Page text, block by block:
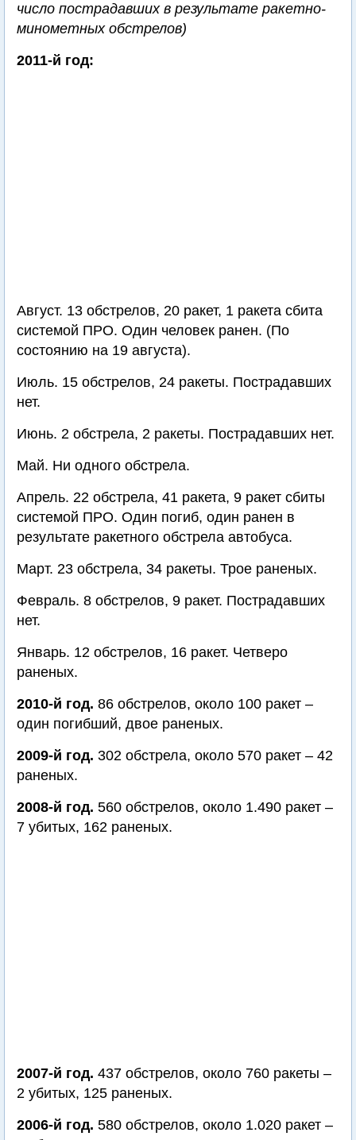
число пострадавших в результате ракетно-
минометных обстрелов)
2011-й год:
Август. 13 обстрелов, 20 ракет, 1 ракета сбита
системой ПРО. Один человек ранен. (По
состоянию на 19 августа).
Июль. 15 обстрелов, 24 ракеты. Пострадавших
нет.
Июнь. 2 обстрела, 2 ракеты. Пострадавших нет.
Май. Ни одного обстрела.
Апрель. 22 обстрела, 41 ракета, 9 ракет сбиты
системой ПРО. Один погиб, один ранен в
результате ракетного обстрела автобуса.
Март. 23 обстрела, 34 ракеты. Трое раненых.
Февраль. 8 обстрелов, 9 ракет. Пострадавших
нет.
Январь. 12 обстрелов, 16 ракет. Четверо
раненых.
2010-й год. 86 обстрелов, около 100 ракет –
один погибший, двое раненых.
2009-й год. 302 обстрела, около 570 ракет – 42
раненых.
2008-й год. 560 обстрелов, около 1.490 ракет –
7 убитых, 162 раненых.
2007-й год. 437 обстрелов, около 760 ракеты –
2 убитых, 125 раненых.
2006-й год. 580 обстрелов, около 1.020 ракет –